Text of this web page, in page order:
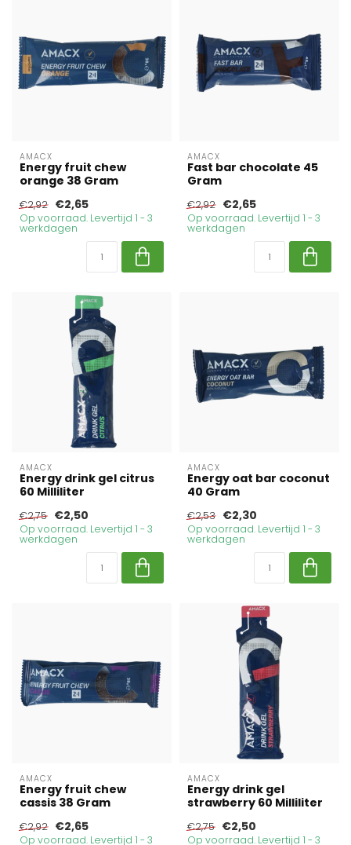
AMACX
Energy fruit chew
orange 38 Gram
€2,92 €2,65
Op voorraad. Levertijd 1 - 3
werkdagen
AMACX
Fast bar chocolate 45
Gram
€2,92 €2,65
Op voorraad. Levertijd 1 - 3
werkdagen
AMACX
Energy drink gel citrus
60 Milliliter
€2,75 €2,50
Op voorraad. Levertijd 1 - 3
werkdagen
AMACX
Energy oat bar coconut
40 Gram
€2,53 €2,30
Op voorraad. Levertijd 1 - 3
werkdagen
AMACX
Energy fruit chew
cassis 38 Gram
€2,92 €2,65
Op voorraad. Levertijd 1 - 3
AMACX
Energy drink gel
strawberry 60 Milliliter
€2,75 €2,50
Op voorraad. Levertijd 1 - 3